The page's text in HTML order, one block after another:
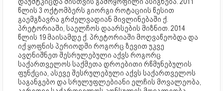
წლის 3 ოქტომბერს გიორგი როტაციის წესით
გაემგზავრა გრძელვადიან მივლინებაში ქ.
პრეტორიაში, საელჩოს დაარსების მიზნით. 2014
წლის 19 მაისამდე ქ. პრეტორიაში მოღვაწეობდა და
იქ ყოფნის პერიოდში როგორც ზევით უკვე
ავღნიშნეთ შესრულებული აქვს როგორც
საქართველოს საქმეთა დროებითი რწმუნებულის
ფუნქცია, ასევე შესრულებული აქვს საქართველოს
საგანგებო და სრულუფლებიანი ელჩის მოვალეობა,